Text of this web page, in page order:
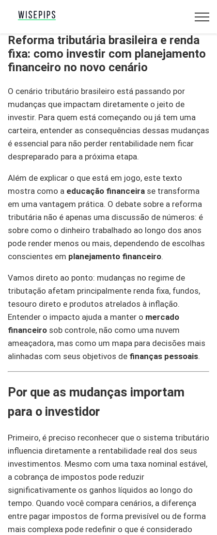
Reforma tributária brasileira e renda
fixa: como investir com planejamento
financeiro no novo cenário
O cenário tributário brasileiro está passando por
mudanças que impactam diretamente o jeito de
investir. Para quem está começando ou já tem uma
carteira, entender as consequências dessas mudanças
é essencial para não perder rentabilidade nem ficar
despreparado para a próxima etapa.
Além de explicar o que está em jogo, este texto
mostra como a educação financeira se transforma
em uma vantagem prática. O debate sobre a reforma
tributária não é apenas uma discussão de números: é
sobre como o dinheiro trabalhado ao longo dos anos
pode render menos ou mais, dependendo de escolhas
conscientes em planejamento financeiro.
Vamos direto ao ponto: mudanças no regime de
tributação afetam principalmente renda fixa, fundos,
tesouro direto e produtos atrelados à inflação.
Entender o impacto ajuda a manter o mercado
financeiro sob controle, não como uma nuvem
ameaçadora, mas como um mapa para decisões mais
alinhadas com seus objetivos de finanças pessoais.
Por que as mudanças importam
para o investidor
Primeiro, é preciso reconhecer que o sistema tributário
influencia diretamente a rentabilidade real dos seus
investimentos. Mesmo com uma taxa nominal estável,
a cobrança de impostos pode reduzir
significativamente os ganhos líquidos ao longo do
tempo. Quando você compara cenários, a diferença
entre pagar impostos de forma previsível ou de forma
mais complexa pode redefinir o que é considerado